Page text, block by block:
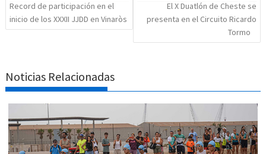
Record de participación en el
inicio de los XXXII JJDD en Vinaròs
El X Duatlón de Cheste se
presenta en el Circuito Ricardo
Tormo
Noticias Relacionadas